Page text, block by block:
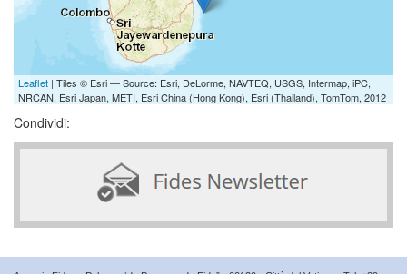
Leaflet | Tiles © Esri — Source: Esri, DeLorme, NAVTEQ, USGS, Intermap, iPC,
NRCAN, Esri Japan, METI, Esri China (Hong Kong), Esri (Thailand), TomTom, 2012
Condividi: